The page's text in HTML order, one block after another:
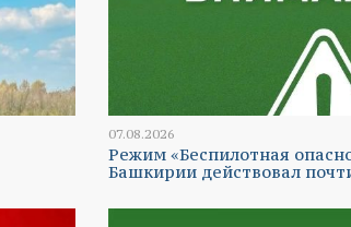
07.08.2026
Режим «Беспилотная
Башкирии действовал